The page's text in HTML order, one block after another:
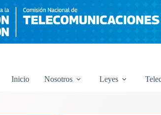
Inicio Nosotros Leyes